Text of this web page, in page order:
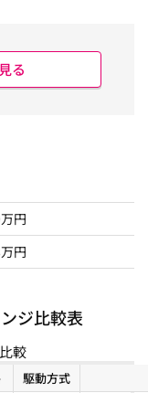
る
万円
万円
ジ比較表
較
駆動方式